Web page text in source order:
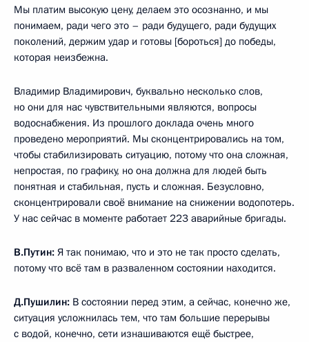
Мы платим высокую цену, делаем это осознанно, и мы
понимаем, ради чего это – ради будущего, ради будущих
поколений, держим удар и готовы [бороться] до победы,
которая неизбежна.
Владимир Владимирович, буквально несколько слов,
но они для нас чувствительными являются, вопросы
водоснабжения. Из прошлого доклада очень много
проведено мероприятий. Мы сконцентрировались на том,
чтобы стабилизировать ситуацию, потому что она сложная,
непростая, по графику, но она должна для людей быть
понятная и стабильная, пусть и сложная. Безусловно,
сконцентрировали своё внимание на снижении водопотерь.
У нас сейчас в моменте работает 223 аварийные бригады.
В.Путин: Я так понимаю, что и это не так просто сделать,
потому что всё там в разваленном состоянии находится.
Д.Пушилин: В состоянии перед этим, а сейчас, конечно же,
ситуация усложнилась тем, что там большие перерывы
с водой, конечно, сети изнашиваются ещё быстрее,